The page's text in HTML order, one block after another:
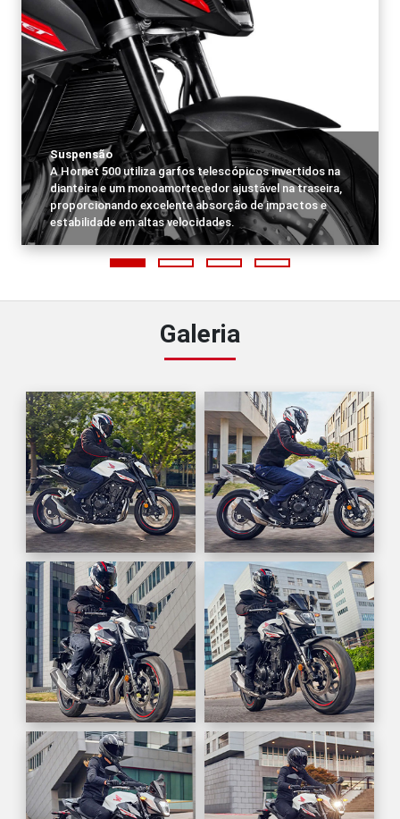
Suspensão
A Hornet 500 utiliza garfos telescópicos invertidos na
dianteira e um monoamortecedor ajustável na traseira,
proporcionando excelente absorção de impactos e
estabilidade em altas velocidades.
Galeria